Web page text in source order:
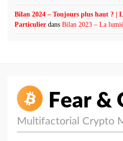
Bilan 2024 – Toujours plus haut ? |
Particulier dans Bilan 2023 – La